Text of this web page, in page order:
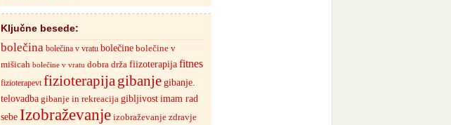
Ključne besede:
bolečina bolečina v vratu bolečine bolečine v
mišicah bolečine v vratu dobra drža fiizoterapija fitnes
fizioterapevt fizioterapijagibanje gibanje.
telovadba gibanje in rekreacija gibljivost imam rad
sebe Izobraževanje izobraževanje zdravje